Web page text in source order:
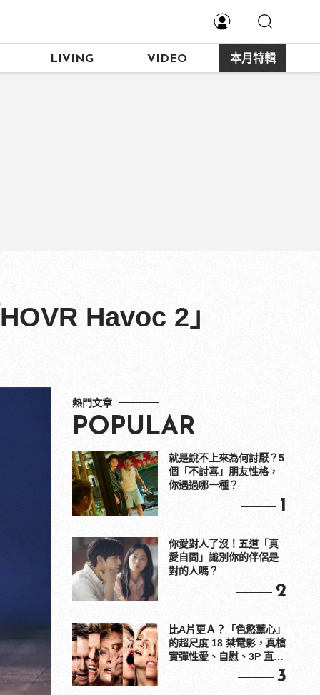
LIVING VIDEO 本月特輯
Havoc 2」
熱門文章
POPULAR
就是說不上來為何討厭？5
個「不討喜」朋友性格，
你遇過哪一種？
1
你愛對人了沒！五道「真
愛自問」識別你的伴侶是
對的人嗎？
2
比A片更Ａ？「色慾薰心」
的超尺度 18 禁電影，真槍
實彈性愛、自慰、3P 直接
3